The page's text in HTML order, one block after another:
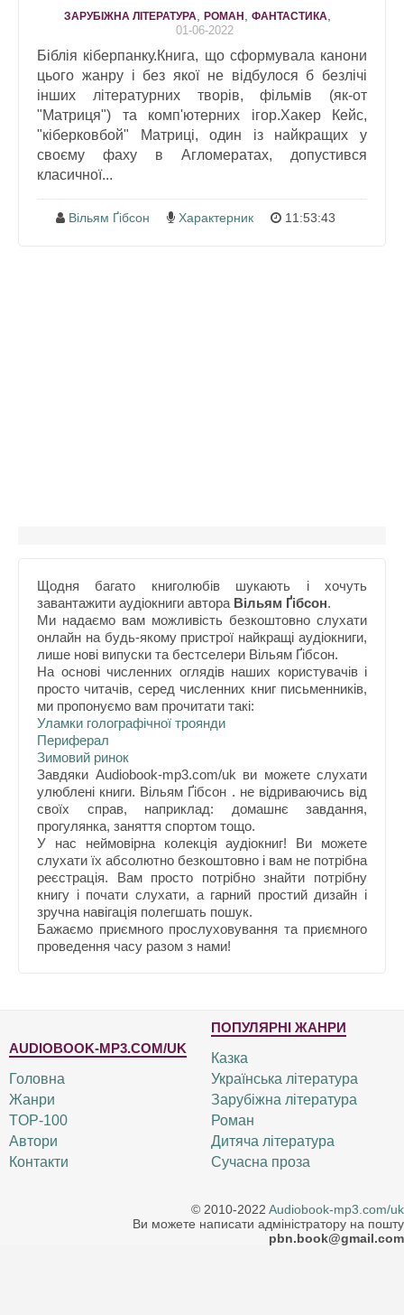
ЗАРУБІЖНА ЛІТЕРАТУРА, РОМАН , ФАНТАСТИКА,
01-06-2022
Біблія кіберпанку.Книга, що сформувала канони
цього жанру і без якої не відбулося б безлічі
інших літературних творів, фільмів (як-от
"Матриця") та комп'ютерних ігор.Хакер Кейс,
"кіберковбой" Матриці, один із найкращих у
своєму фаху в Агломератах, допустився
класичної...
Вільям Ґібсон Характерник 11:53:43
Щодня багато книголюбів шукають і хочуть
завантажити аудіокниги автора Вільям Ґібсон.
Ми надаємо вам можливість безкоштовно слухати
онлайн на будь-якому пристрої найкращі аудіокниги,
лише нові випуски та бестселери Вільям Ґібсон.
На основі численних оглядів наших користувачів і
просто читачів, серед численних книг письменників,
ми пропонуємо вам прочитати такі:
Уламки голографічної троянди
Периферал
Зимовий ринок
Завдяки Audiobook-mp3.com/uk ви можете слухати
улюблені книги. Вільям Ґібсон . не відриваючись від
своїх справ, наприклад: домашнє завдання,
прогулянка, заняття спортом тощо.
У нас неймовірна колекція аудіокниг! Ви можете
слухати їх абсолютно безкоштовно і вам не потрібна
реєстрація. Вам просто потрібно знайти потрібну
книгу і почати слухати, а гарний простий дизайн і
зручна навігація полегшать пошук.
Бажаємо приємного прослуховування та приємного
проведення часу разом з нами!
AUDIOBOOK-MP3.COM/UK
Головна
Жанри
TOP-100
Автори
Контакти
ПОПУЛЯРНІ ЖАНРИ
Казка
Українська література
Зарубіжна література
Роман
Дитяча література
Сучасна проза
© 2010-2022 Audiobook-mp3.com/uk
Ви можете написати адміністратору на пошту
pbn.book@gmail.com